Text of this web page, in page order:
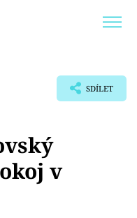
SDÍLET
v